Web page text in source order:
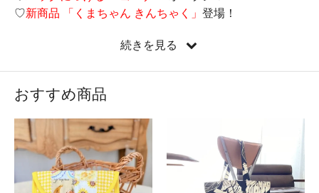
♡新商品 「くまちゃん きんちゃく」 登場！
♡遂に来ました！LIBERTY全品半額SALE実施中
続きを見る
おすすめ商品